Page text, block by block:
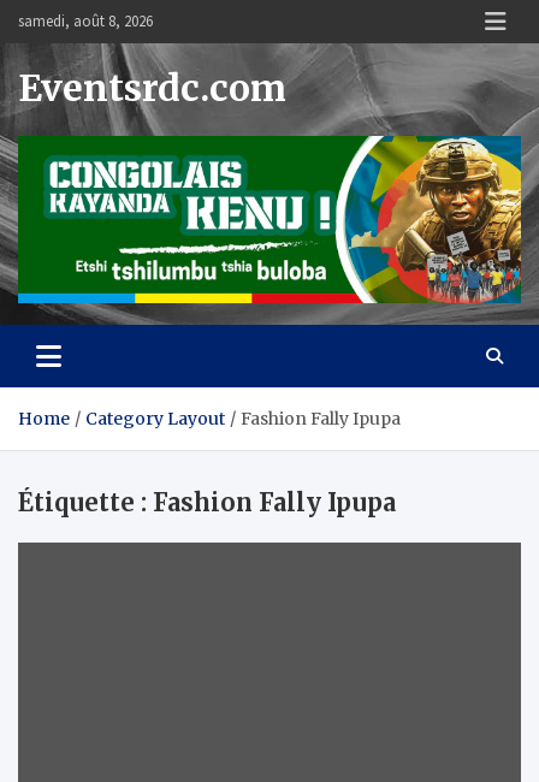
content
samedi, août 8, 2026
Eventsrdc.com
Home Category Layout Fashion Fally Ipupa
Étiquette : Fashion Fally Ipupa